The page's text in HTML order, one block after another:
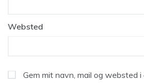
Websted
Gem mit navn, mail og websted